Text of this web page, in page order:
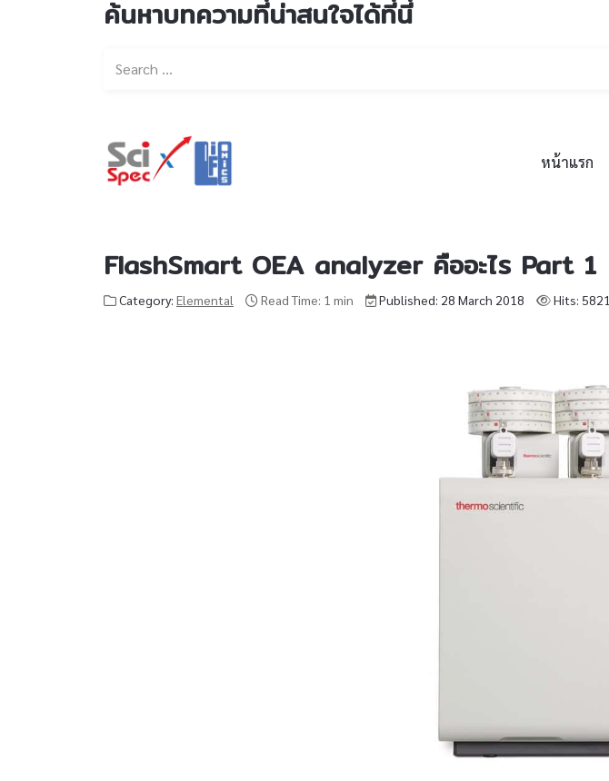
ค้นหาบทความที่น่าสนใจได้ที่นี่
หน้าแรก
FlashSmart OEA analyzer คืออะไร Part 1
Category: Elemental Read Time: 1 min Published: 28 March 2018 Hits: 5821